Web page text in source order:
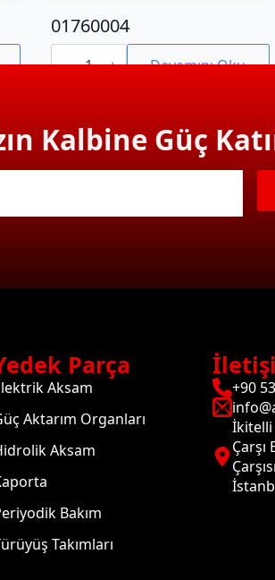
01760004
01760004
adet Devamını Oku
Kalbine Güç
Parça
Aksam
Aktarım Organları
Aksam
Bakım
Takımları
+90
İkitelli
Çarşı